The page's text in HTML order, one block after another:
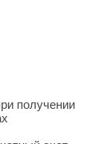
получении